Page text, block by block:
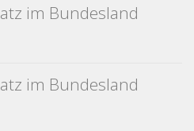
im Bundesland
im Bundesland